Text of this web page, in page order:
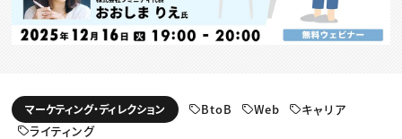
スキルアップしたい！
動画配信・映像制作
編集・ライティング
マーケティング
TOP Creator’s コラム トップ
Webクリエイター
アプリクリエイター
セミナー
マーケティング・ディレクション BtoB Web
キャリア
ライティング